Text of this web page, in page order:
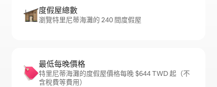
度假屋總數
瀏覽特里尼蒂海灘的 240 間度假屋
最低每晚價格
特里尼蒂海灘的度假屋價格每晚 $644 TWD 起（不
含稅費等費用）